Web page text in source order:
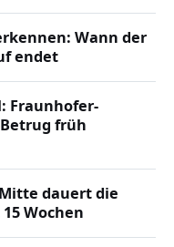
Wann der
endet
Fraunhofer-
früh
dauert die
Wochen